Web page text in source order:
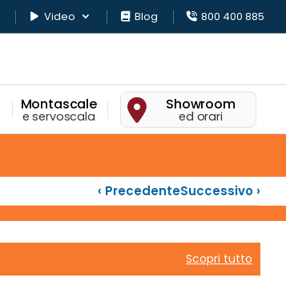
Video Blog 800 400 885
Montascale
e servoscala
Showroom
ed orari
‹ PrecedenteSuccessivo ›
Scopri tutto